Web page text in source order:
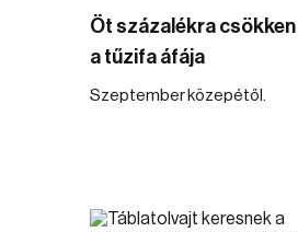
Öt százalékra csökken
a tűzifa áfája
Szeptember közepétől.